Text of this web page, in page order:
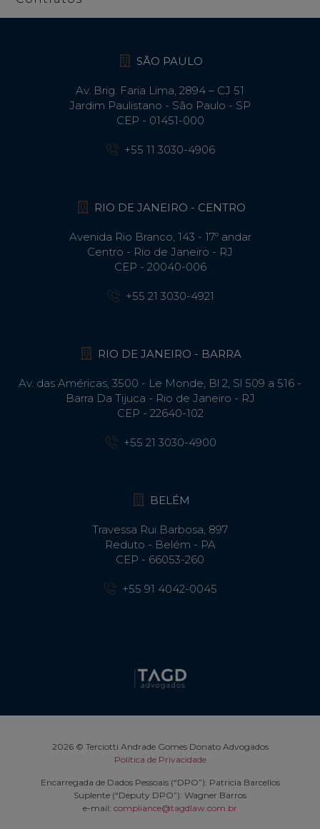
SÃO PAULO
Av. Brig. Faria Lima, 2894 – CJ 51
Jardim Paulistano - São Paulo - SP
CEP - 01451-000
+55 11 3030-4906
RIO DE JANEIRO - CENTRO
Avenida Rio Branco, 143 - 17º andar
Centro - Rio de Janeiro - RJ
CEP - 20040-006
+55 21 3030-4921
RIO DE JANEIRO - BARRA
Av. das Américas, 3500 - Le Monde, Bl 2, Sl 509 a 516 -
Barra Da Tijuca - Rio de Janeiro - RJ
CEP - 22640-102​
+55 21 3030-4900
BELÉM
Travessa Rui Barbosa, 897
Reduto - Belém - PA
CEP - 66053-260
+55 91 4042-0045
2026 © Terciotti Andrade Gomes Donato Advogados
Política de Privacidade
Encarregada de Dados Pessoais (“DPO”): Patricia Barcellos
Suplente (“Deputy DPO”): Wagner Barros
e-mail: compliance@tagdlaw.com.br